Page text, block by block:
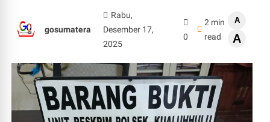
gosumatera
Rabu,
Desember 17,
2025
0
2 min
read
A
A